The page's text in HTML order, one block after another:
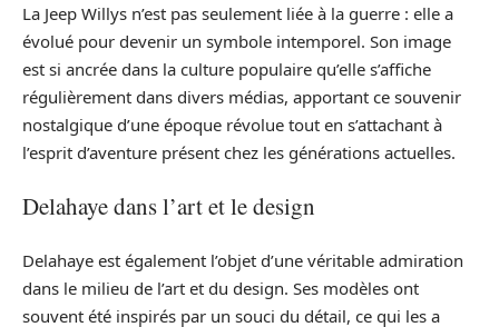
La Jeep Willys n’est pas seulement liée à la guerre : elle a
évolué pour devenir un symbole intemporel. Son image
est si ancrée dans la culture populaire qu’elle s’affiche
régulièrement dans divers médias, apportant ce souvenir
nostalgique d’une époque révolue tout en s’attachant à
l’esprit d’aventure présent chez les générations actuelles.
Delahaye dans l’art et le design
Delahaye est également l’objet d’une véritable admiration
dans le milieu de l’art et du design. Ses modèles ont
souvent été inspirés par un souci du détail, ce qui les a